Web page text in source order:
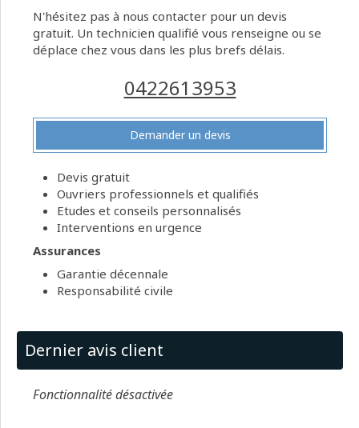
N'hésitez pas à nous contacter pour un devis
gratuit. Un technicien qualifié vous renseigne ou se
déplace chez vous dans les plus brefs délais.
0422613953
Demander un devis
Devis gratuit
Ouvriers professionnels et qualifiés
Etudes et conseils personnalisés
Interventions en urgence
Assurances
Garantie décennale
Responsabilité civile
Dernier avis client
Fonctionnalité désactivée